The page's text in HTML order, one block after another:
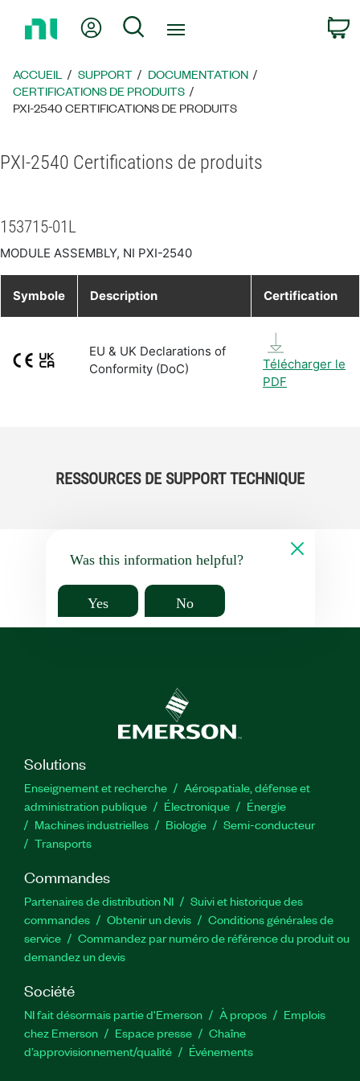
page
d’accueil
Mon compteRechercher
ACCUEIL SUPPORT
DOCUMENTATION
CERTIFICATIONS DE PRODUITS
PXI-2540 CERTIFICATIONS DE PRODUITS
PXI-2540 Certifications de produits
153715-01L
MODULE ASSEMBLY, NI PXI-2540
Symbole Description Certification
EU & UK Declarations of
Conformity (DoC)
Télécharger le
PDF
RESSOURCES DE SUPPORT TECHNIQUE
Was this information helpful?
Yes No
Solutions
Enseignement et recherche
Aérospatiale, défense et
administration publique
Électronique
Énergie​
Machines industrielles
Biologie
Semi-conducteur
Transports
Commandes
Partenaires de distribution NI
Suivi et historique des
commandes
Obtenir un devis
Conditions générales de
service
Commandez par numéro de référence du produit ou
demandez un devis
Société
NI fait désormais partie d'Emerson À propos
Emplois
chez Emerson
Espace presse
Chaîne
d’approvisionnement/qualité
Événements